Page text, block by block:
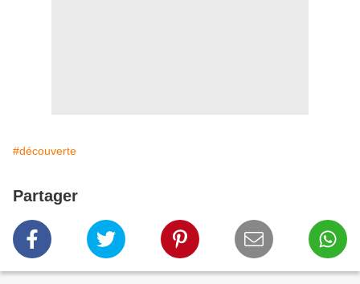
#découverte
Partager